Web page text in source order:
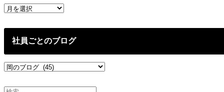
過
の
社員ごとのブログ
社
ご